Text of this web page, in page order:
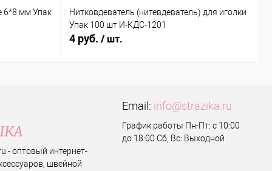
6*8 мм Упак
Нитковдеватель (нитевдеватель) для иголки
Упак 100 шт И-КДС-1201
4 руб. / шт.
- оптовый интернет-
швейной
Email: info@strazika.ru
График работы Пн-Пт: с 10:00
до 18:00 Сб, Вс: Выходной